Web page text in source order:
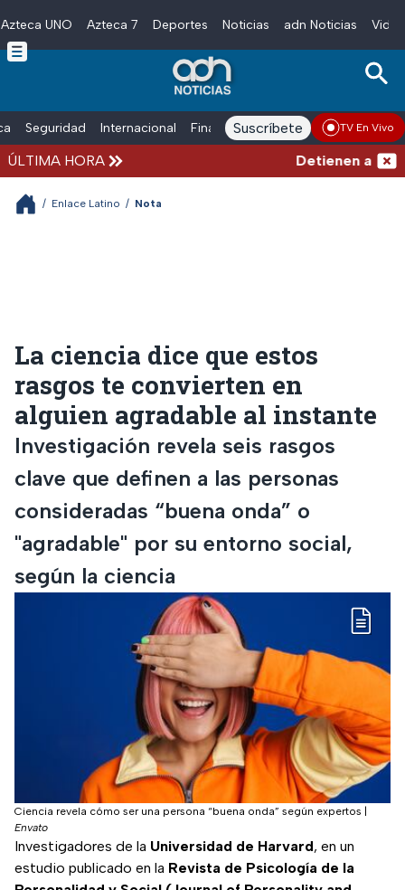
Skip to main content
Azteca UNO Azteca 7 Deportes Noticias adn Noticias
Seguridad Internacional Finanzas adn Noticias Radio
Suscríbete TV En Vivo
ÚLTIMA HORA Detienen al
/ Enlace Latino / Nota
La ciencia dice que estos
rasgos te convierten en
alguien agradable al instante
Investigación revela seis rasgos
clave que definen a las personas
consideradas “buena onda” o
"agradable" por su entorno social,
según la ciencia
Ciencia revela cómo ser una persona “buena onda” según expertos
Envato
Investigadores de la Universidad de Harvard, en un
estudio publicado en la Revista de Psicología de la